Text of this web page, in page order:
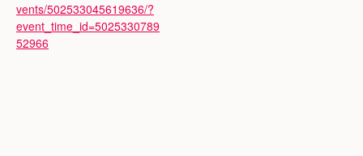
vents/502533045619636/?
event_time_id=5025330789
52966